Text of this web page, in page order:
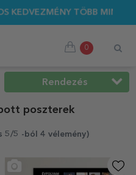
MINT 100 SZEMÉLYRE
0
Rendezés
poszterek
5/5 -ból 4 vélemény)